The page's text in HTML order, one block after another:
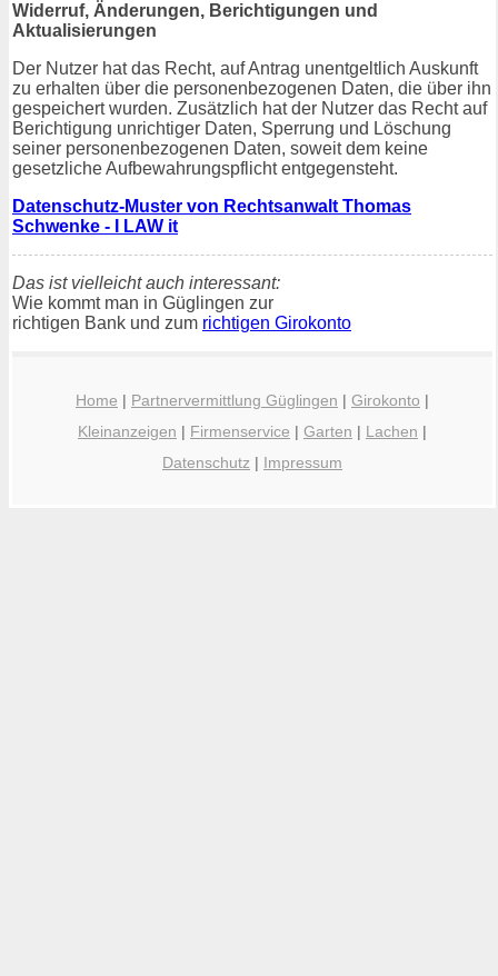
Widerruf, Änderungen, Berichtigungen und
Aktualisierungen
Der Nutzer hat das Recht, auf Antrag unentgeltlich Auskunft
zu erhalten über die personenbezogenen Daten, die über ihn
gespeichert wurden. Zusätzlich hat der Nutzer das Recht auf
Berichtigung unrichtiger Daten, Sperrung und Löschung
seiner personenbezogenen Daten, soweit dem keine
gesetzliche Aufbewahrungspflicht entgegensteht.
Datenschutz-Muster von Rechtsanwalt Thomas
Schwenke - I LAW it
Das ist vielleicht auch interessant:
Wie kommt man in Güglingen zur
richtigen Bank und zum richtigen Girokonto
Home | Partnervermittlung Güglingen | Girokonto |
Kleinanzeigen | Firmenservice | Garten | Lachen |
Datenschutz | Impressum